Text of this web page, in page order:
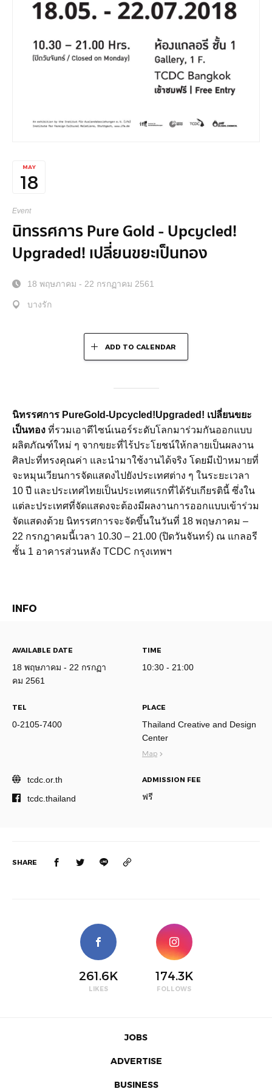
MAY
18
Event
นิทรรศการ Pure Gold - Upcycled!
Upgraded! เปลี่ยนขยะเป็นทอง
18 พฤษภาคม - 22 กรกฏาคม 2561
บางรัก
ADD TO CALENDAR
นิทรรศการ PureGold-Upcycled!Upgraded! เปลี่ยนขยะ
เป็นทอง ที่รวมเอาดีไซน์เนอร์ระดับโลกมาร่วมกันออกแบบ
ผลิตภัณฑ์ใหม่ ๆ จากขยะที่ไร้ประโยชน์ให้กลายเป็นผลงาน
ศิลปะที่ทรงคุณค่า และนำมาใช้งานได้จริง โดยมีเป้าหมายที่
จะหมุนเวียนการจัดแสดงไปยังประเทศต่าง ๆ ในระยะเวลา
10 ปี และประเทศไทยเป็นประเทศแรกที่ได้รับเกียรตินี้ ซึ่งใน
แต่ละประเทศที่จัดแสดงจะต้องมีผลงานการออกแบบเข้าร่วม
จัดแสดงด้วย นิทรรศการจะจัดขึ้นในวันที่ 18 พฤษภาคม –
22 กรกฎาคมนี้เวลา 10.30 – 21.00 (ปิดวันจันทร์) ณ แกลอรี
ชั้น 1 อาคารส่วนหลัง TCDC กรุงเทพฯ
INFO
AVAILABLE DATE
18 พฤษภาคม - 22 กรกฏา
คม 2561
TIME
10:30 - 21:00
TEL
0-2105-7400
PLACE
Thailand Creative and Design
Center
Map
tcdc.or.th
tcdc.thailand
ADMISSION FEE
ฟรี
SHARE
261.6K
LIKES
174.3K
FOLLOWS
JOBS
ADVERTISE
BUSINESS